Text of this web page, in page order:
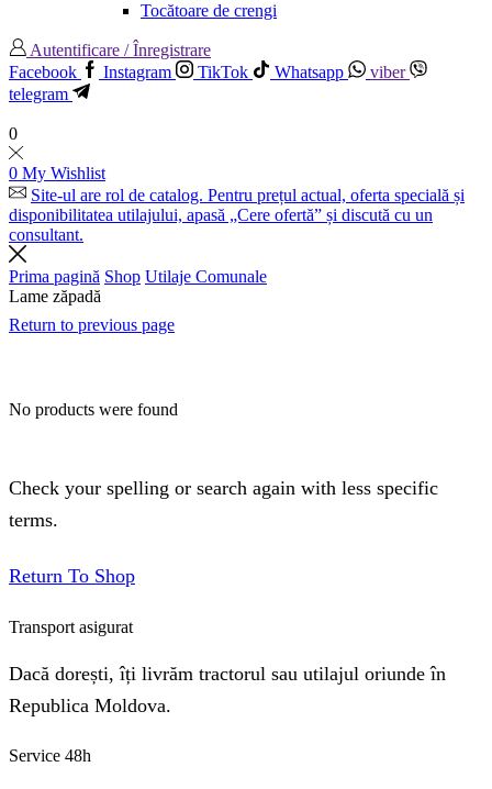
Tocătoare de crengi
Autentificare / Înregistrare
Facebook
Instagram TikTok Whatsapp
viber
telegram
0
0 My Wishlist
Site-ul are rol de catalog. Pentru prețul actual, oferta specială și
disponibilitatea utilajului, apasă „Cere ofertă” și discută cu un
consultant.
Prima pagină Shop Utilaje Comunale
Lame zăpadă
Return to previous page
No products were found
Check your spelling or search again with less specific
terms.
Return To Shop
Transport asigurat
Dacă dorești, îți livrăm tractorul sau utilajul oriunde în
Republica Moldova.
Service 48h